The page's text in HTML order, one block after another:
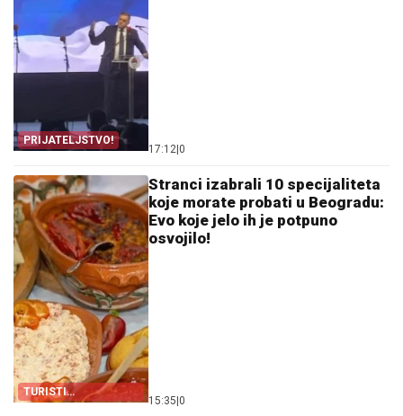
PRIJATELJSTVO!
17:12|0
TURISTI
ODUŠEVLJENI
Stranci izabrali 10 specijaliteta
koje morate probati u Beogradu:
Evo koje jelo ih je potpuno
osvojilo!
15:35|0